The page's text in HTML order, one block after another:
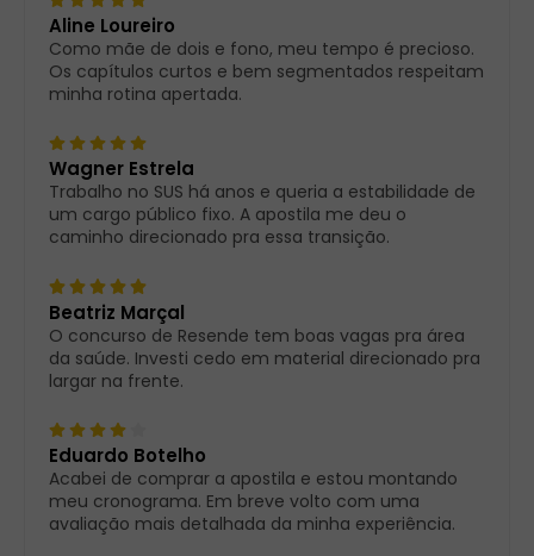
Aline Loureiro
Como mãe de dois e fono, meu tempo é precioso.
Os capítulos curtos e bem segmentados respeitam
minha rotina apertada.
Wagner Estrela
Trabalho no SUS há anos e queria a estabilidade de
um cargo público fixo. A apostila me deu o
caminho direcionado pra essa transição.
Beatriz Marçal
O concurso de Resende tem boas vagas pra área
da saúde. Investi cedo em material direcionado pra
largar na frente.
Eduardo Botelho
Acabei de comprar a apostila e estou montando
meu cronograma. Em breve volto com uma
avaliação mais detalhada da minha experiência.